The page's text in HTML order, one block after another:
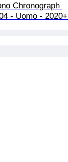
Chronograph
- Uomo - 2020+